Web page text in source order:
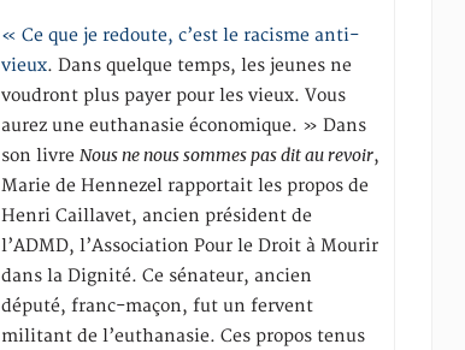
« Ce que je redoute, c’est le racisme anti-
vieux. Dans quelque temps, les jeunes ne
voudront plus payer pour les vieux. Vous
aurez une euthanasie économique. » Dans
son livreNous ne nous sommes pas dit au revoir,
Marie de Hennezel rapportait les propos de
Henri Caillavet, ancien président de
l’ADMD, l’Association Pour le Droit à Mourir
dans la Dignité. Ce sénateur, ancien
député, franc-maçon, fut un fervent
militant de l’euthanasie. Ces propos tenus